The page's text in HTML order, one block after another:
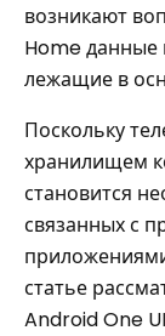
возникают
Home данные
лежащие в
Поскольку
хранилищем
становится
связанных с
статье
Android One